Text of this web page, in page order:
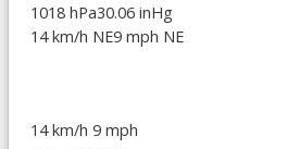
1018 hPa30.06 inHg
14 km/h NE9 mph NE
14 km/h 9 mph